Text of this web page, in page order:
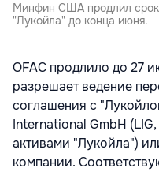
Минфин США продлил
"Лукойла" до конца июня.
OFAC продлило до 27
разрешает ведение
соглашения с
International GmbH
активами "Лукойла")
компании.